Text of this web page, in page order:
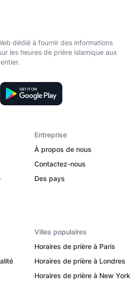
dédié à fournir des informations
les heures de prière islamique aux
Entreprise
À propos de nous
Contactez-nous
Des pays
Villes populaires
Horaires de prière à Paris
Horaires de prière à Londres
Horaires de prière à New York